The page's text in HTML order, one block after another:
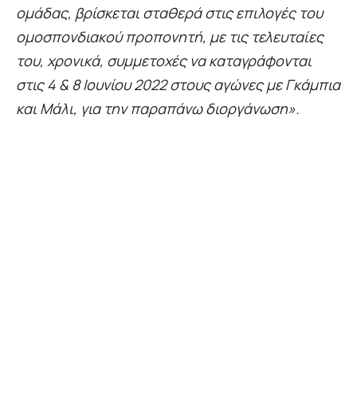
ομάδας, βρίσκεται σταθερά στις επιλογές του
ομοσπονδιακού προπονητή, με τις τελευταίες
του, χρονικά, συμμετοχές να καταγράφονται
στις 4 & 8 Ιουνίου 2022 στους αγώνες με Γκάμπια
και Μάλι, για την παραπάνω διοργάνωση».